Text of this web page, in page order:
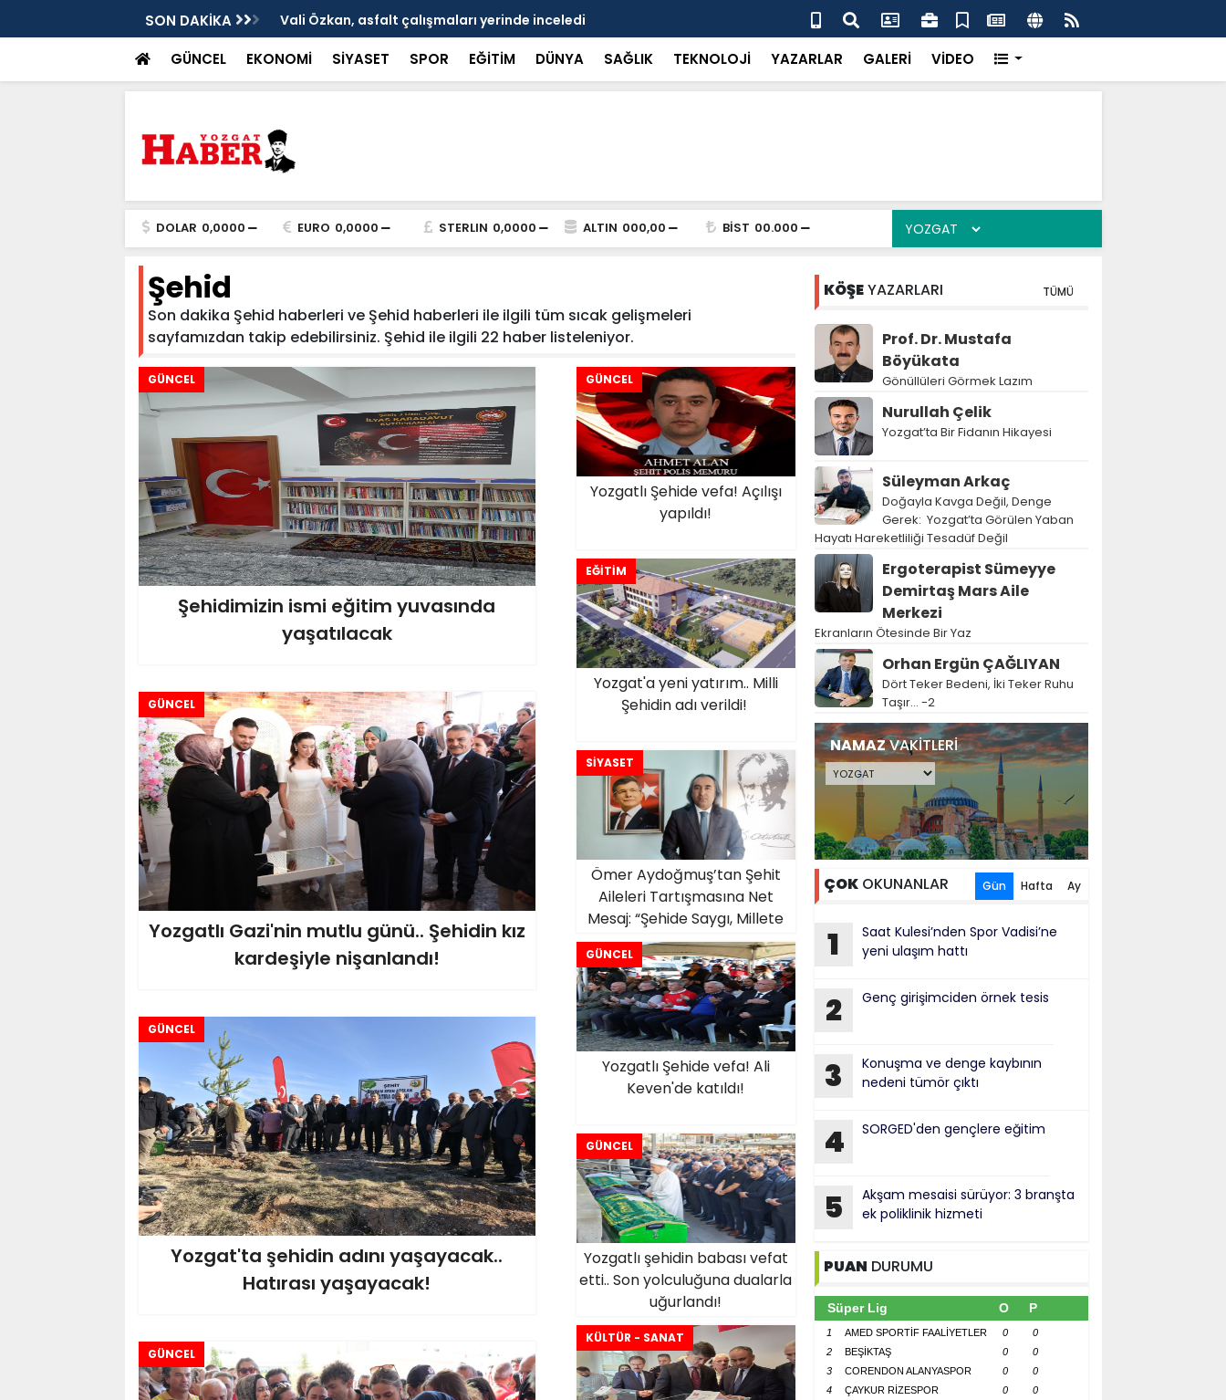
SON DAKİKA Vali Özkan, asfalt çalışmaları yerinde inceledi Bakan Gürlek’ten “Tek Çatı” mesajı
GÜNCEL EKONOMİ SİYASET SPOR EĞİTİM DÜNYA SAĞLIK TEKNOLOJİ YAZARLAR GALERİ VİDEO
DOLAR 0,0000 EURO 0,0000 STERLIN 0,0000 ALTIN 000,00 BİST 00.000
Şehid
Son dakika Şehid haberleri ve Şehid haberleri ile ilgili tüm sıcak gelişmeleri
sayfamızdan takip edebilirsiniz. Şehid ile ilgili 22 haber listeleniyor.
GÜNCEL
Şehidimizin ismi eğitim yuvasında
yaşatılacak
GÜNCEL
Yozgatlı Şehide vefa! Açılışı
yapıldı!
EĞİTİM
Yozgat'a yeni yatırım.. Milli
Şehidin adı verildi!
GÜNCEL
Yozgatlı Gazi'nin mutlu günü.. Şehidin kız
kardeşiyle nişanlandı!
SİYASET
Ömer Aydoğmuş’tan Şehit
Aileleri Tartışmasına Net
Mesaj: “Şehide Saygı, Millete
Saygıdır”
GÜNCEL
Yozgatlı Şehide vefa! Ali
Keven'de katıldı!
GÜNCEL
Yozgat'ta şehidin adını yaşayacak..
Hatırası yaşayacak!
GÜNCEL
Yozgatlı şehidin babası vefat
etti.. Son yolculuğuna dualarla
uğurlandı!
KÜLTÜR - SANAT
GÜNCEL
KÖŞEYAZARLARI TÜMÜ
Prof. Dr. Mustafa
Böyükata
Gönüllüleri Görmek Lazım
Nurullah Çelik
Yozgat’ta Bir Fidanın Hikayesi
Süleyman Arkaç
Doğayla Kavga Değil, Denge
Gerek: Yozgat’ta Görülen Yaban
Hayatı Hareketliliği Tesadüf Değil
Ergoterapist Sümeyye
Demirtaş Mars Aile
Merkezi
Ekranların Ötesinde Bir Yaz
Orhan Ergün ÇAĞLIYAN
Dört Teker Bedeni, İki Teker Ruhu
Taşır… -2
NAMAZVAKİTLERİ
ÇOKOKUNANLAR Gün Hafta Ay
1
Saat Kulesi’nden Spor Vadisi’ne
yeni ulaşım hattı
2 Genç girişimciden örnek tesis
3
Konuşma ve denge kaybının
nedeni tümör çıktı
4 SORGED'den gençlere eğitim
5
Akşam mesaisi sürüyor: 3 branşta
ek poliklinik hizmeti
PUAN DURUMU
Süper Lig O P
1 AMED SPORTİF FAALİYETLER 0
0
2
BEŞİKTAŞ 0
0
3
CORENDON ALANYASPOR 0
0
4
ÇAYKUR RİZESPOR 0
0